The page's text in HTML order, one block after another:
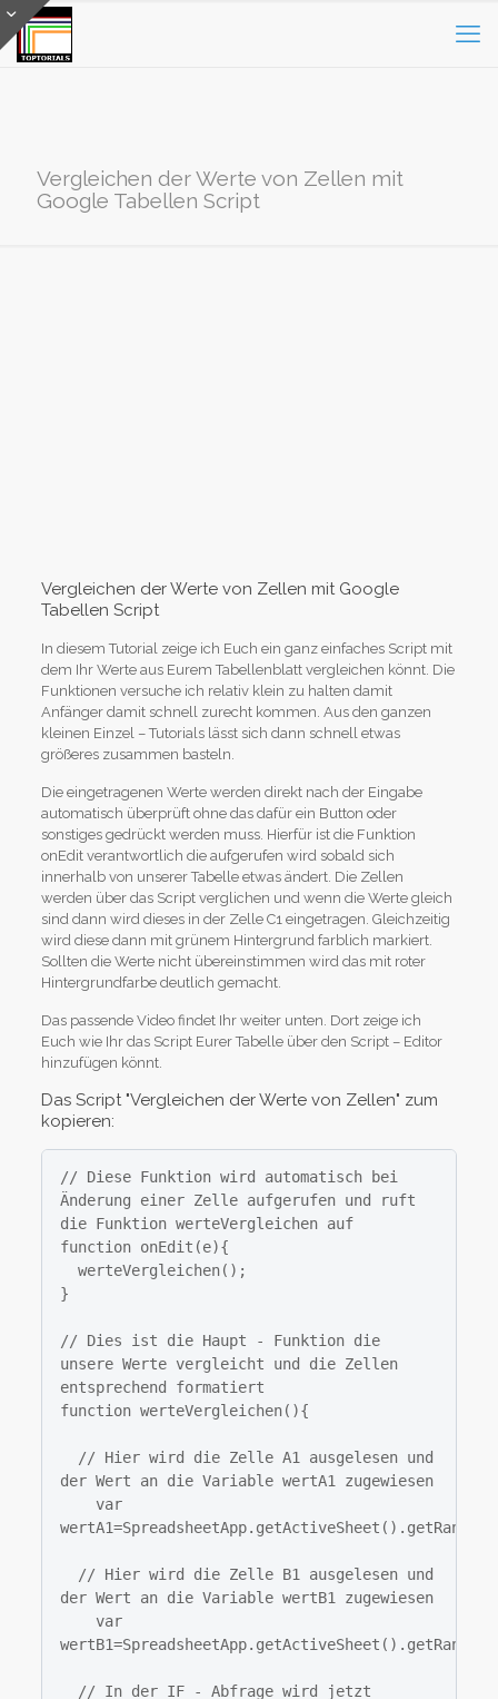
Vergleichen der Werte von Zellen mit
Google Tabellen Script
Vergleichen der Werte von Zellen mit Google
Tabellen Script
In diesem Tutorial zeige ich Euch ein ganz einfaches Script mit
dem Ihr Werte aus Eurem Tabellenblatt vergleichen könnt. Die
Funktionen versuche ich relativ klein zu halten damit
Anfänger damit schnell zurecht kommen. Aus den ganzen
kleinen Einzel – Tutorials lässt sich dann schnell etwas
größeres zusammen basteln.
Die eingetragenen Werte werden direkt nach der Eingabe
automatisch überprüft ohne das dafür ein Button oder
sonstiges gedrückt werden muss. Hierfür ist die Funktion
onEdit verantwortlich die aufgerufen wird sobald sich
innerhalb von unserer Tabelle etwas ändert. Die Zellen
werden über das Script verglichen und wenn die Werte gleich
sind dann wird dieses in der Zelle C1 eingetragen. Gleichzeitig
wird diese dann mit grünem Hintergrund farblich markiert.
Sollten die Werte nicht übereinstimmen wird das mit roter
Hintergrundfarbe deutlich gemacht.
Das passende Video findet Ihr weiter unten. Dort zeige ich
Euch wie Ihr das Script Eurer Tabelle über den Script – Editor
hinzufügen könnt.
Das Script "Vergleichen der Werte von Zellen" zum
kopieren:
// Diese Funktion wird automatisch bei
Änderung einer Zelle aufgerufen und ruft
die Funktion werteVergleichen auf
function onEdit(e){
}
// Dies ist die Haupt - Funktion die
unsere Werte vergleicht und die Zellen
entsprechend formatiert
function werteVergleichen(){
der Wert an die Variable wertA1 zugewiesen
der Wert an die Variable wertB1 zugewiesen